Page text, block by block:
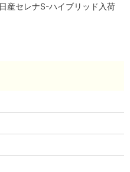
日産セレナS-ハイブリッド入荷